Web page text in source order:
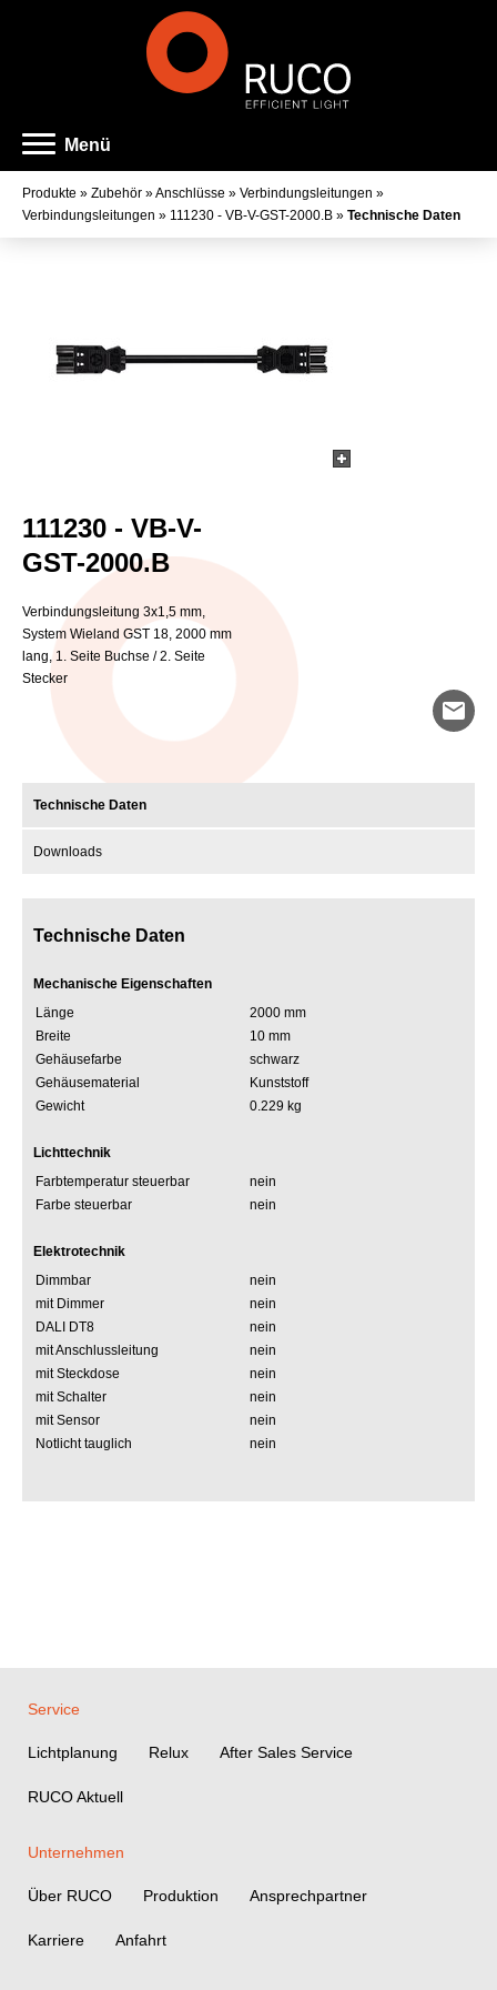
Menü
Produkte » Zubehör »Anschlüsse » Verbindungsleitungen »
Verbindungsleitungen » 111230 - VB-V-GST-2000.B » Technische Daten
111230 - VB-V-
GST-2000.B
Verbindungsleitung 3x1,5 mm,
System Wieland GST 18, 2000 mm
lang, 1. Seite Buchse / 2. Seite
Stecker
mail
Technische Daten
Downloads
Technische Daten
Mechanische Eigenschaften
Länge
2000 mm
Breite
10 mm
Gehäusefarbe
schwarz
Gehäusematerial
Kunststoff
Gewicht
0.229 kg
Lichttechnik
Farbtemperatur steuerbar
nein
Farbe steuerbar
nein
Elektrotechnik
Dimmbar
nein
mit Dimmer
nein
DALI DT8
nein
mit Anschlussleitung
nein
mit Steckdose
nein
mit Schalter
nein
mit Sensor
nein
Notlicht tauglich
nein
Service
Lichtplanung Relux After Sales Service
RUCO Aktuell
Unternehmen
Über RUCO Produktion Ansprechpartner
Karriere Anfahrt